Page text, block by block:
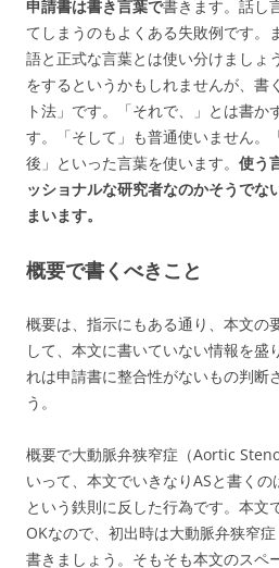
申請書は書き言葉で書きます。話し
てしまうのもよくある失敗例です。
語と正式な言葉とは使い分けましょ
をするというかもしれませんが、書
ト法」です。「それで、」とは書か
す。「そして」も普通使いません。
後」といった言葉を使います。 使う
ッショナルな研究者なのかそうでな
まいます。
概要で書くべきこと
概要は、指示にもある通り、本文の
して、本文に書いていない情報を盛
れは申請書に整合性がないもの判断
う。
概要で大動脈弁狭窄症（Aortic
いって、本文でいきなりASと書くの
という鉄則に反した行為です。本文
OKなので、初出時は大動脈弁狭窄
書きましょう。そもそも本文のスペ